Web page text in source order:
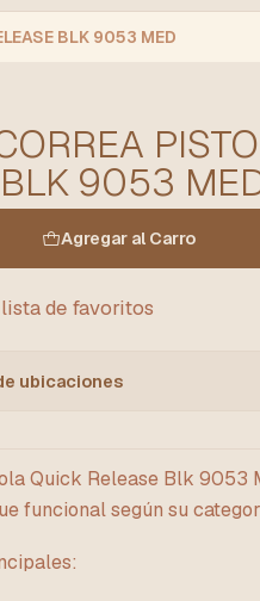
BLK 9053 MED
9053
Agregar al Carro
de favoritos
ubicaciones
Quick Release Blk
funcional según su